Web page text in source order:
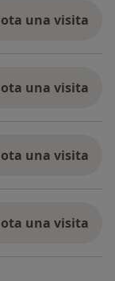
una visita
una visita
una visita
una visita